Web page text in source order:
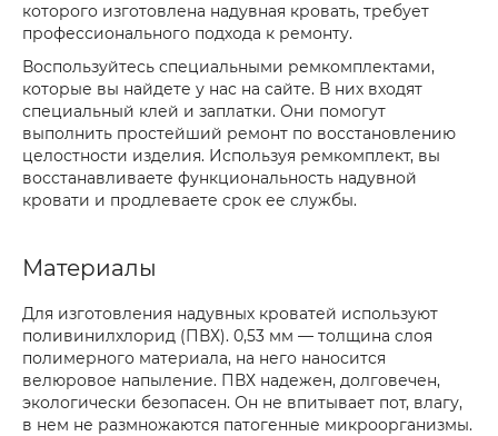
которого изготовлена надувная кровать, требует
профессионального подхода к ремонту.
Воспользуйтесь специальными ремкомплектами,
которые вы найдете у нас на сайте. В них входят
специальный клей и заплатки. Они помогут
выполнить простейший ремонт по восстановлению
целостности изделия. Используя ремкомплект, вы
восстанавливаете функциональность надувной
кровати и продлеваете срок ее службы.
Материалы
Для изготовления надувных кроватей используют
поливинилхлорид (ПВХ). 0,53 мм — толщина слоя
полимерного материала, на него наносится
велюровое напыление. ПВХ надежен, долговечен,
экологически безопасен. Он не впитывает пот, влагу,
в нем не размножаются патогенные микроорганизмы.